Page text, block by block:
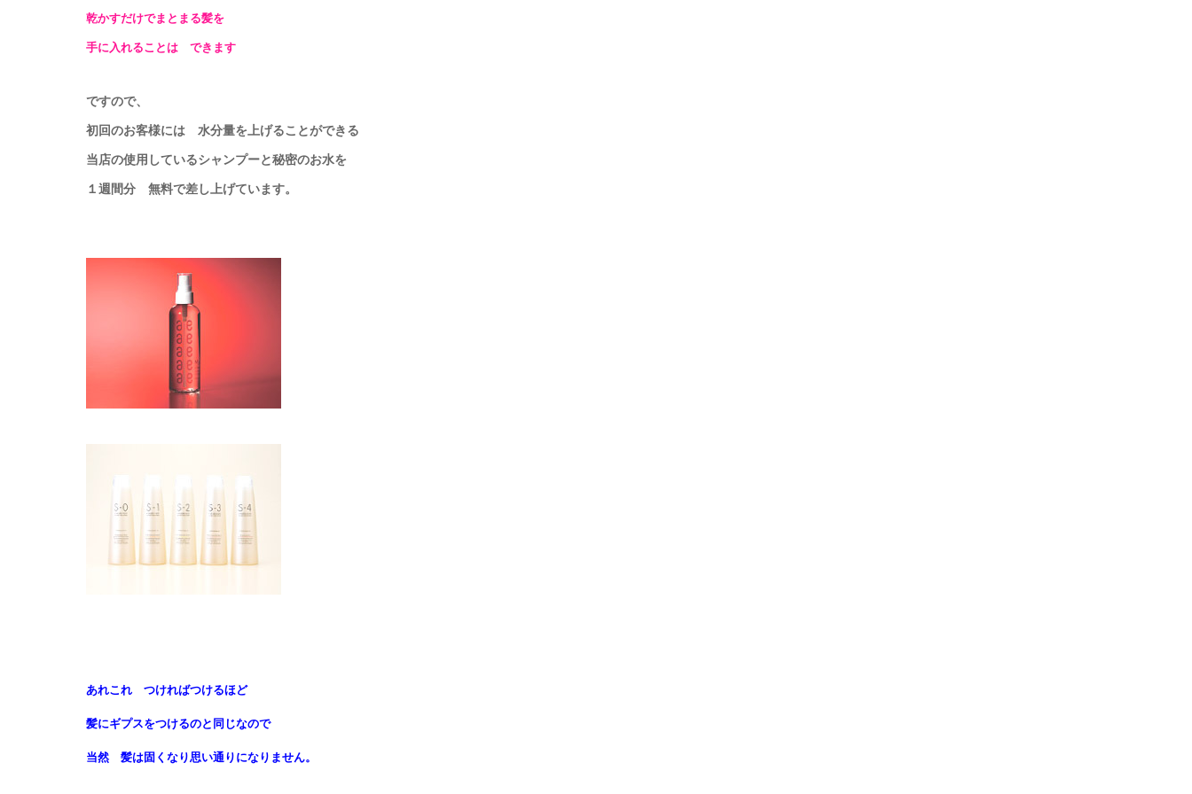
乾かすだけでまとまる髪を
手に入れることは できます
ですので、
初回のお客様には 水分量を上げることができる
当店の使用しているシャンプーと秘密のお水を
１週間分 無料で差し上げています。
あれこれ つければつけるほど
髪にギプスをつけるのと同じなので
当然 髪は固くなり思い通りになりません。